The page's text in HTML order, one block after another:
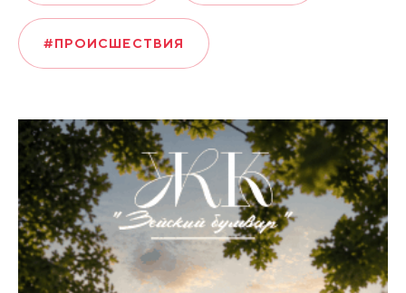
#ПРОИСШЕСТВИЯ